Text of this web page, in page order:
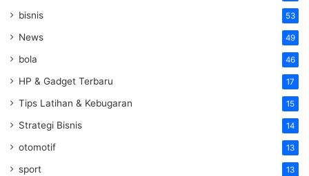
bisnis 53
News 49
bola 46
HP & Gadget Terbaru 17
Tips Latihan & Kebugaran 15
Strategi Bisnis 14
otomotif 13
sport 13